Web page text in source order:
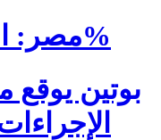
مصر: التضخم يرتفع إلى 15%
بوتين